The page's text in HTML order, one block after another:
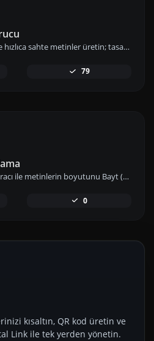
Lorem Ipsum oluşturucu ile hızlıca sahte metinler üretin; tasarımlarınızda ve projelerinizde örnek içerik olarak kullanın.
79
Metin boyutu hesaplama aracı ile metinlerin boyutunu Bayt (B), Kilobayt (KB) veya Megabayt (MB) cinsinden anında hesaplayın ve veri kullanımınızı etkin biçimde yönetin.
0
kısaltın, QR kod üretin ve
Link ile tek yerden yönetin.